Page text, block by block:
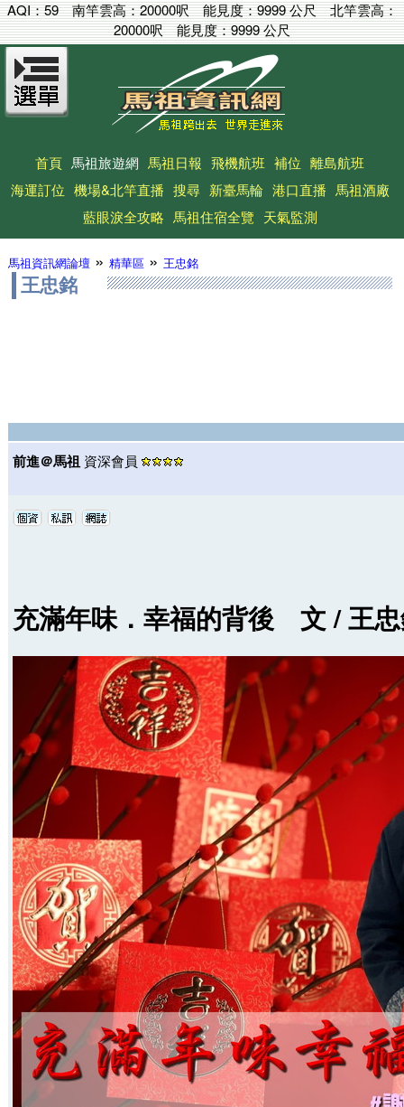
AQI：59 南竿雲高：20000呎能見度：9999 公尺北竿雲高：
20000呎能見度：9999 公尺
首頁 馬祖旅遊網 馬祖日報 飛機航班 補位 離島航班
海運訂位 機場&北竿直播 搜尋 新臺馬輪 港口直播 馬祖酒廠
藍眼淚全攻略 馬祖住宿全覽 天氣監測
馬祖資訊網論壇» 精華區» 王忠銘
王忠銘
前進＠馬祖 資深會員
充滿年味．幸福的背後 文 / 王